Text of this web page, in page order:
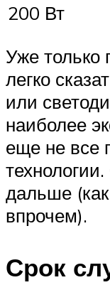
200 Вт
Уже только
легко
или
наиболее
еще не все
дальше
впрочем).
Срок